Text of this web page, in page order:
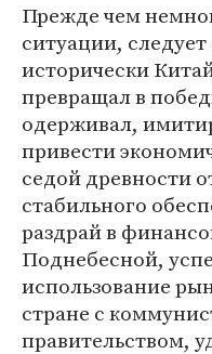
Прежде чем
ситуации,
исторически
превращал в
одерживал,
привести
седой древности
стабильного
раздрай в
Поднебесной,
использование
стране с
правительством,